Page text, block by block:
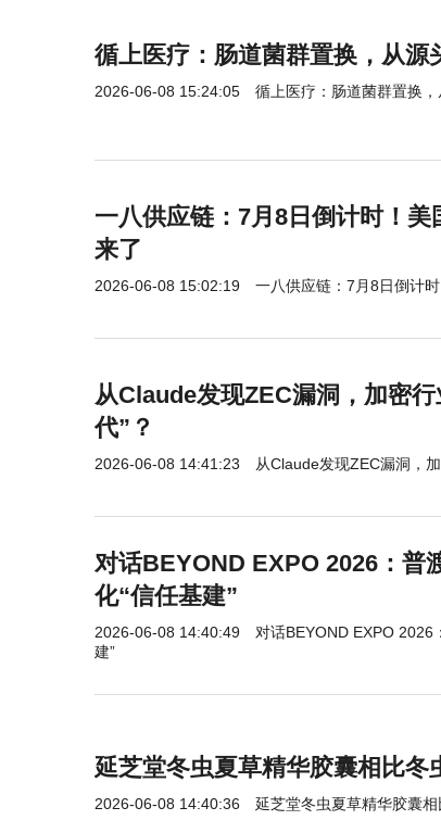
循上医疗：肠道菌群置换，从源
2026-06-08 15:24:05 循上医疗：肠道菌群置换
一八供应链：7月8日倒计时！
来了
2026-06-08 15:02:19 一八供应链：7月8日倒计
从Claude发现ZEC漏洞，加密
代”？
2026-06-08 14:41:23 从Claude发现ZEC漏洞，
对话BEYOND EXPO 2026：普
化“信任基建”
2026-06-08 14:40:49
对话BEYOND EXPO 2026
建”
延芝堂冬虫夏草精华胶囊相比
2026-06-08 14:40:36 延芝堂冬虫夏草精华胶囊